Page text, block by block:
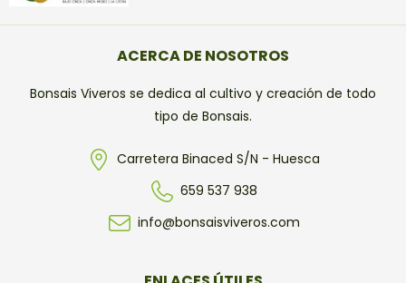
ACERCA DE NOSOTROS
Bonsais Viveros se dedica al cultivo y creación de todo
tipo de Bonsais.
Carretera Binaced S/N - Huesca
659 537 938
info@bonsaisviveros.com